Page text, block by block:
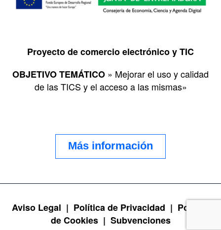
Proyecto de comercio electrónico y TIC
OBJETIVO TEMÁTICO » Mejorar el uso y calidad
de las TICS y el acceso a las mismas»
Más información
Aviso Legal | Política de Privacidad | Política
de Cookies | Subvenciones